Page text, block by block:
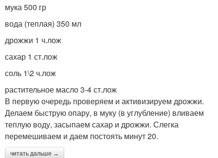
мука 500 гр
вода (теплая) 350 мл
дрожжи 1 ч.лож
сахар 1 ст.лож
соль 1\2 ч.лож
растительное масло 3-4 ст.лож
В первую очередь проверяем и активизируем дрожжи.
Делаем быструю опару, в муку (в углубление) вливаем
теплую воду, засыпаем сахар и дрожжи. Слегка
перемешиваем и даем постоять минут 20.
читать дальше →